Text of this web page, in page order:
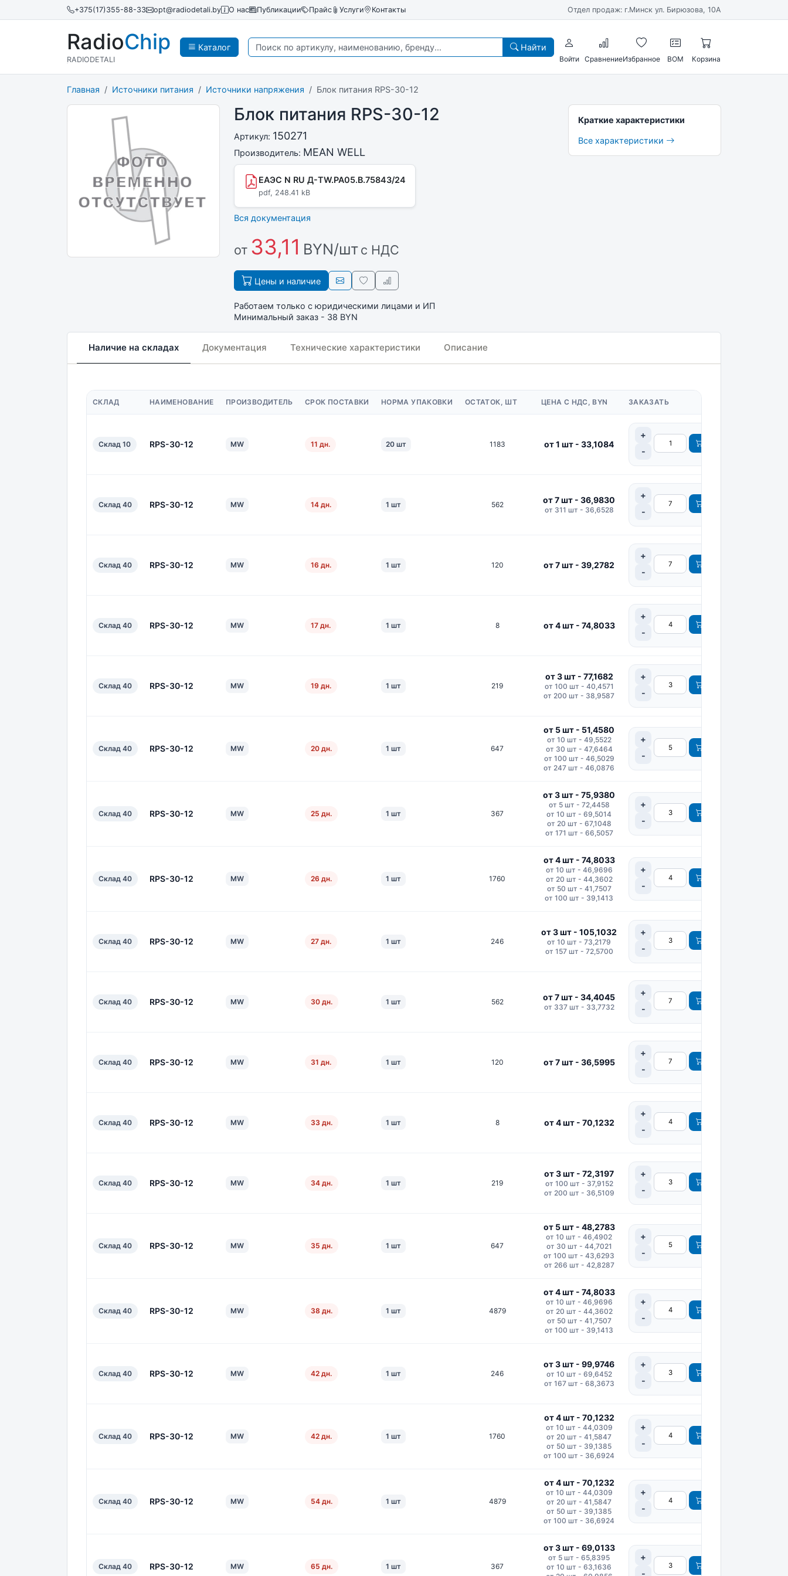
+375(17)355-88-33 opt@radiodetali.by О нас Публикации Прайс Услуги Контакты Отдел продаж: г.Минск ул. Бирюзова, 10А
Каталог
RadioChip
RADIODETALI
Найти
Войти СравнениеИзбранное BOM Корзина
Главная Источники питания Источники напряжения Блок питания RPS-30-12
Блок питания RPS-30-12
Артикул: 150271
Производитель: MEAN WELL
ЕАЭС N RU Д-TW.РА05.В.75843/24
pdf, 248.41 kB
Вся документация
от 33,11 BYN/штс НДС
Цены и наличие
Работаем только с юридическими лицами и ИП
Минимальный заказ - 38 BYN
Краткие характеристики
Все характеристики
Наличие на складах Документация Технические характеристики Описание
СКЛАД НАИМЕНОВАНИЕ ПРОИЗВОДИТЕЛЬ СРОК ПОСТАВКИ НОРМА УПАКОВКИ ОСТАТОК, ШТ ЦЕНА С НДС, BYN ЗАКАЗАТЬ
Склад 10 RPS-30-12 MW 11 дн. 20 шт 1183 от 1 шт - 33,1084
Склад 40 RPS-30-12 MW 14 дн. 1 шт 562 от 7 шт - 36,9830
от 311 шт - 36,6528
Склад 40 RPS-30-12 MW 16 дн. 1 шт 120 от 7 шт - 39,2782
Склад 40 RPS-30-12 MW 17 дн. 1 шт 8 от 4 шт - 74,8033
Склад 40 RPS-30-12 MW 19 дн. 1 шт 219
от 3 шт - 77,1682
от 100 шт - 40,4571
от 200 шт - 38,9587
Склад 40 RPS-30-12 MW 20 дн. 1 шт 647
от 5 шт - 51,4580
от 10 шт - 49,5522
от 30 шт - 47,6464
от 100 шт - 46,5029
от 247 шт - 46,0876
Склад 40 RPS-30-12 MW 25 дн. 1 шт 367
от 3 шт - 75,9380
от 5 шт - 72,4458
от 10 шт - 69,5014
от 20 шт - 67,1048
от 171 шт - 66,5057
Склад 40 RPS-30-12 MW 26 дн. 1 шт 1760
от 4 шт - 74,8033
от 10 шт - 46,9696
от 20 шт - 44,3602
от 50 шт - 41,7507
от 100 шт - 39,1413
Склад 40 RPS-30-12 MW 27 дн. 1 шт 246
от 3 шт - 105,1032
от 10 шт - 73,2179
от 157 шт - 72,5700
Склад 40 RPS-30-12 MW 30 дн. 1 шт 562 от 7 шт - 34,4045
от 337 шт - 33,7732
Склад 40 RPS-30-12 MW 31 дн. 1 шт 120 от 7 шт - 36,5995
Склад 40 RPS-30-12 MW 33 дн. 1 шт 8 от 4 шт - 70,1232
Склад 40 RPS-30-12 MW 34 дн. 1 шт 219
от 3 шт - 72,3197
от 100 шт - 37,9152
от 200 шт - 36,5109
Склад 40 RPS-30-12 MW 35 дн. 1 шт 647
от 5 шт - 48,2783
от 10 шт - 46,4902
от 30 шт - 44,7021
от 100 шт - 43,6293
от 266 шт - 42,8287
Склад 40 RPS-30-12 MW 38 дн. 1 шт 4879
от 4 шт - 74,8033
от 10 шт - 46,9696
от 20 шт - 44,3602
от 50 шт - 41,7507
от 100 шт - 39,1413
Склад 40 RPS-30-12 MW 42 дн. 1 шт 246
от 3 шт - 99,9746
от 10 шт - 69,6452
от 167 шт - 68,3673
Склад 40 RPS-30-12 MW 42 дн. 1 шт 1760
от 4 шт - 70,1232
от 10 шт - 44,0309
от 20 шт - 41,5847
от 50 шт - 39,1385
от 100 шт - 36,6924
Склад 40 RPS-30-12 MW 54 дн. 1 шт 4879
от 4 шт - 70,1232
от 10 шт - 44,0309
от 20 шт - 41,5847
от 50 шт - 39,1385
от 100 шт - 36,6924
Склад 40 RPS-30-12 MW 65 дн. 1 шт 367
от 3 шт - 69,0133
от 5 шт - 65,8395
от 10 шт - 63,1636